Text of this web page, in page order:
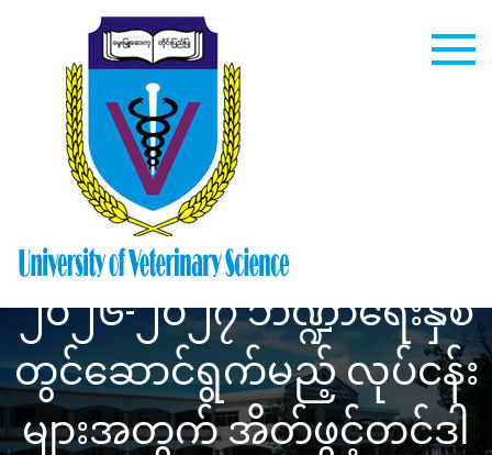
content
Veterinary
Science
၂၀၂၆-၂၀၂၇ ဘဏ္ဍာရေးနှစ်
တွင်ဆောင်ရွက်မည့် လုပ်ငန်း
များအတွက် အိတ်ဖွင့်တင်ဒါ